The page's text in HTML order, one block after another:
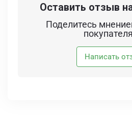
Оставить отзыв
Поделитесь
Написать